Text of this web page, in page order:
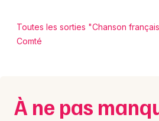
Toutes les sorties "Chanson
Comté
À ne pas